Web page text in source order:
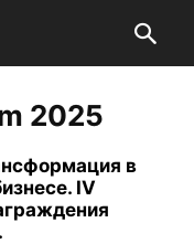
2025
в
IV